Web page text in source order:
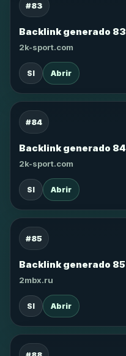
#83
Backlink generado 83
2k-sport.com
SI Abrir
#84
Backlink generado 84
2k-sport.com
SI Abrir
#85
Backlink generado 85
2mbx.ru
SI Abrir